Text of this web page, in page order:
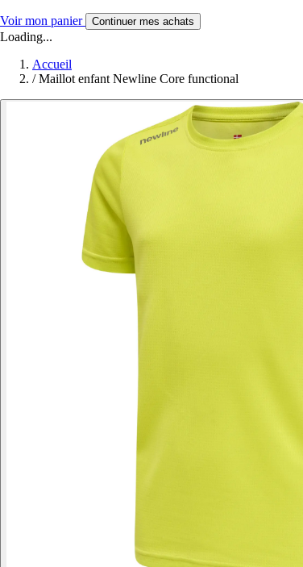
Voir mon panier Continuer mes achats
Loading...
Accueil
/ Maillot enfant Newline Core functional